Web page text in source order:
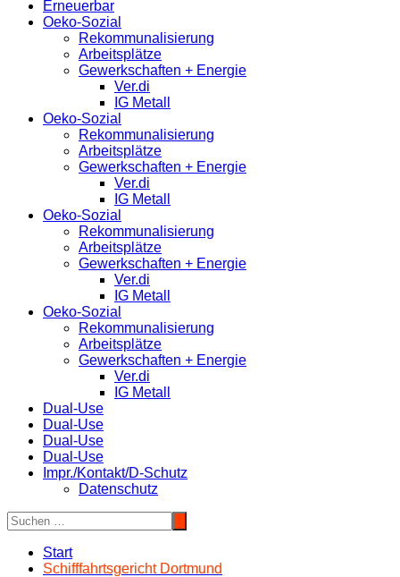
Erneuerbar
Oeko-Sozial
Rekommunalisierung
Arbeitsplätze
Gewerkschaften + Energie
Ver.di
IG Metall
Oeko-Sozial
Rekommunalisierung
Arbeitsplätze
Gewerkschaften + Energie
Ver.di
IG Metall
Oeko-Sozial
Rekommunalisierung
Arbeitsplätze
Gewerkschaften + Energie
Ver.di
IG Metall
Oeko-Sozial
Rekommunalisierung
Arbeitsplätze
Gewerkschaften + Energie
Ver.di
IG Metall
Dual-Use
Dual-Use
Dual-Use
Dual-Use
Impr./Kontakt/D-Schutz
Datenschutz
Start
Schifffahrtsgericht Dortmund